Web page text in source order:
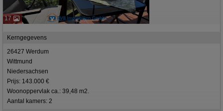
17
Kerngegevens
26427 Werdum
Wittmund
Niedersachsen
Prijs: 143.000 €
Woonoppervlak ca.: 39,48 m2.
Aantal kamers: 2